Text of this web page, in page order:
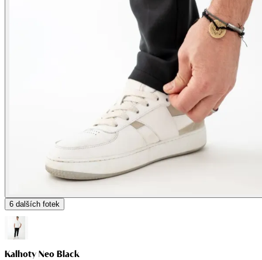
6 dalších fotek
Kalhoty Neo Black